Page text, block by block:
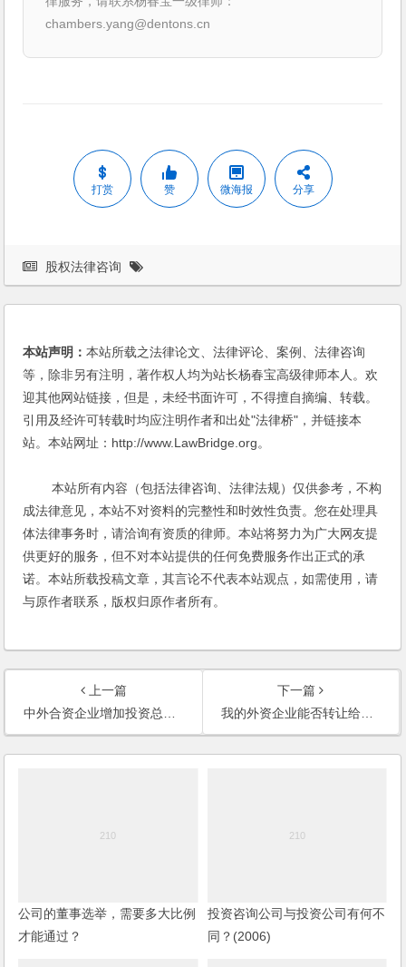
chambers.yang@dentons.cn
打赏 赞 微海报 分享
股权法律咨询
本站声明：本站所载之法律论文、法律评论、案例、法律咨询
等，除非另有注明，著作权人均为站长杨春宝高级律师本人。欢
迎其他网站链接，但是，未经书面许可，不得擅自摘编、转载。
引用及经许可转载时均应注明作者和出处"法律桥"，并链接本
站。本站网址：http://www.LawBridge.org。
本站所有内容（包括法律咨询、法律法规）仅供参考，不构
成法律意见，本站不对资料的完整性和时效性负责。您在处理具
体法律事务时，请洽询有资质的律师。本站将努力为广大网友提
供更好的服务，但不对本站提供的任何免费服务作出正式的承
诺。本站所载投稿文章，其言论不代表本站观点，如需使用，请
与原作者联系，版权归原作者所有。
上一篇
中外合资企业增加投资总额相关问题(2002)
下一篇
我的外资企业能否转让给内资企业？(2002)
公司的董事选举，需要多大比例
才能通过？
投资咨询公司与投资公司有何不
同？(2006)